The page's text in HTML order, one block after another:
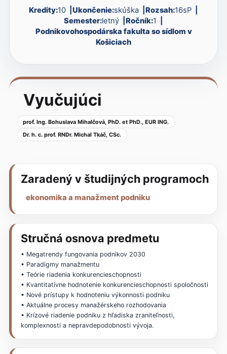
Kredity:10 Ukončenie:skúška Rozsah:16sP
Semester:letný Ročník:1
Podnikovohospodárska fakulta so sídlom v
Košiciach
Vyučujúci
prof. Ing. Bohuslava Mihalčová, PhD. et PhD., EUR ING.
Dr. h. c. prof. RNDr. Michal Tkáč, CSc.
Zaradený v študijných programoch
ekonomika a manažment podniku
Stručná osnova predmetu
• Megatrendy fungovania podnikov 2030
• Paradigmy manažmentu
• Teórie riadenia konkurencieschopnosti
• Kvantitatívne hodnotenie konkurencieschopnosti spoločnosti
• Nové prístupy k hodnoteniu výkonnosti podniku
• Aktuálne procesy manažérskeho rozhodovania
• Krízové riadenie podniku z hľadiska zraniteľnosti,
komplexnosti a nepravdepodobnosti vývoja.